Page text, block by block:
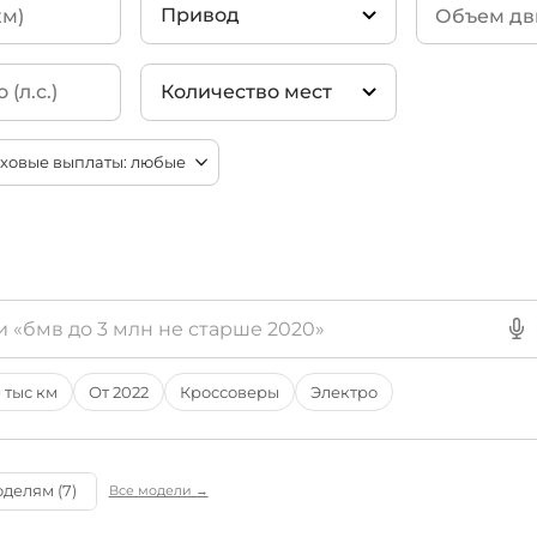
(164)
Defender (2004-2012)
110 D300 HSE
110 D250 SE
110 P400 X(4)
130 P400 X-
110 D300
90 D250 X-
Привод
4WD(125)
Количество мест
2 места
4 места
8 мест
9 мест
тыс км От 2022 Кроссоверы Электро
(7) Все модели →